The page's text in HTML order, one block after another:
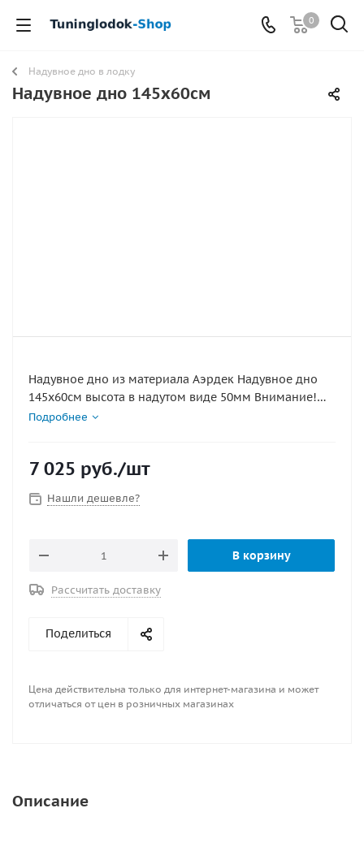
0
Надувное дно в лодку
Надувное дно 145х60см
Надувное дно из материала Аэрдек Надувное дно
145х60см высота в надутом виде 50мм Внимание!
Аирдек НЕ КИЛЬЕВЫХ ПВХ ЛОДОК ( этот лодки не
Подробнее
7 025 руб./шт
Нашли дешевле?
В корзину
Рассчитать доставку
Поделиться
Цена действительна только для интернет-магазина и может
отличаться от цен в розничных магазинах
Описание